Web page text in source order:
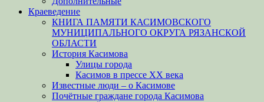
Краеведение
КНИГА ПАМЯТИ КАСИМОВСКОГО
МУНИЦИПАЛЬНОГО ОКРУГА РЯЗАНСКОЙ
ОБЛАСТИ
История Касимова
Улицы города
Касимов в прессе XX века
Известные люди – о Касимове
Почётные граждане города Касимова